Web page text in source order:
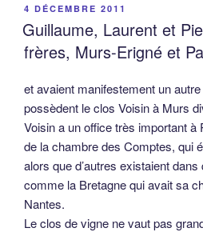
PUBLIÉ
LE
4 DÉCEMBRE 2011
Guillaume, Laurent et
frères, Murs-Erigné et
et avaient manifestement un
possèdent le clos Voisin à Murs
Voisin a un office très important
de la chambre des Comptes, qui
alors que d’autres existaient
comme la Bretagne qui avait sa
Nantes.
Le clos de vigne ne vaut pas